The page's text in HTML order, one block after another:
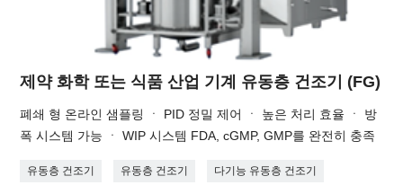
제약 화학 또는 식품 산업 기계 유동층 건조기 (FG)
폐쇄 형 온라인 샘플링 ㆍ PID 정밀 제어 ㆍ 높은 처리 효율 ㆍ 방
폭 시스템 가능 ㆍ WIP 시스템 FDA, cGMP, GMP를 완전히 충족
유동층 건조기 유동층 건조기 다기능 유동층 건조기